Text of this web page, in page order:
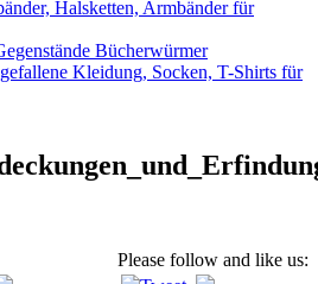
Halsketten, Armbänder für
Bücherwürmer
Kleidung, Socken, T-Shirts für
Please follow and like us: